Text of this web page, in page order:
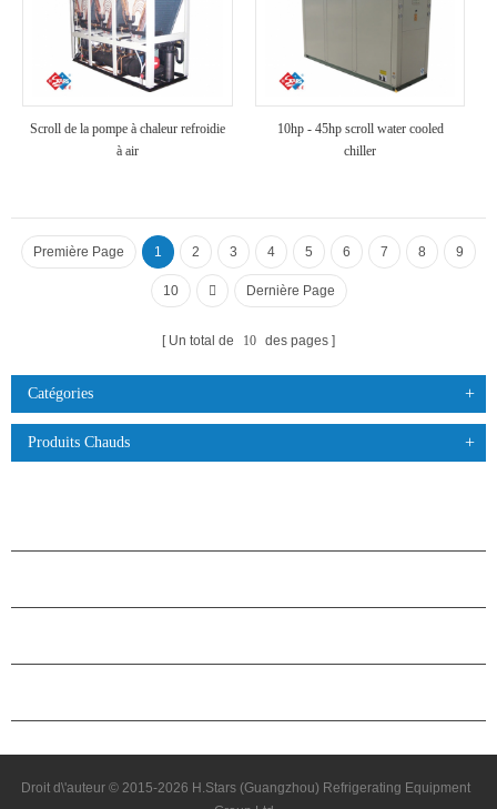
Scroll de la pompe à chaleur refroidie
à air
10hp - 45hp scroll water cooled
chiller
Première Page 1 2 3 4 5 6 7 8 9
10 Dernière Page
Un total de 10 des pages
Catégories
Produits Chauds
Droit d\'auteur © 2015-2026 H.Stars (Guangzhou) Refrigerating Equipment